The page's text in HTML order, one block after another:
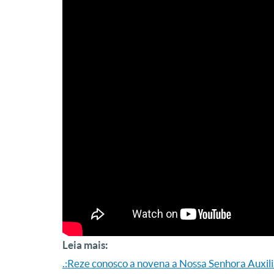
Leia mais:
.:Reze conosco a novena a Nossa Senhora